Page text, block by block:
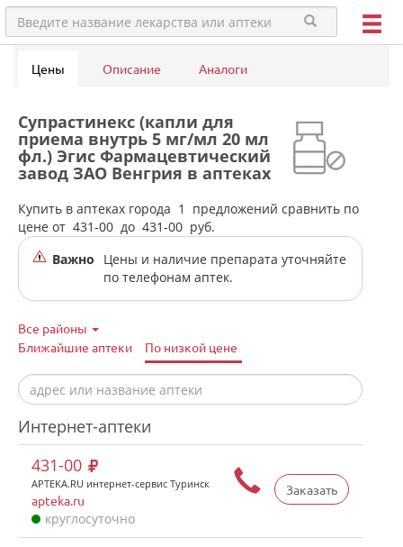
Цены Описание Аналоги
Супрастинекс (капли для
приема внутрь 5 мг/мл 20 мл
фл.) Эгис Фармацевтический
завод ЗАО Венгрия в аптеках
города Туринска
Купить в аптеках города 1
предложений сравнить по
цене от 431-00 до 431-00 руб.
Важно
Цены и наличие препарата уточняйте
по телефонам аптек.
Все районы
Ближайшие аптеки
По низкой цене
Интернет-аптеки
Заказать
431-00
APTEKA.RU интернет-сервис Туринск
apteka.ru
круглосуточно